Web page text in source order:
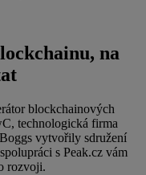
na
blockchainových
technologická firma
vytvořily sdružení
s Peak.cz vám
rozvoji.